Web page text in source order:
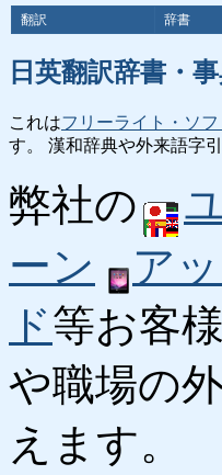
翻訳 辞書
日英翻訳辞書・
これはフリーライト・ソ
す。 漢和辞典や外来語字
弊社の
ーン
ア
ド等お客
や職場の
えます。